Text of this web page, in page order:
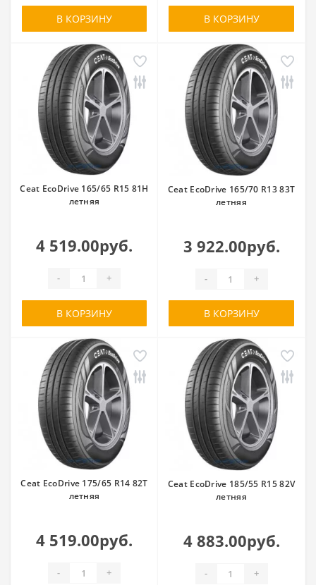
В КОРЗИНУ В КОРЗИНУ
Ceat EcoDrive 165/65 R15 81H
летняя
4 519.00руб.
- +
В КОРЗИНУ
Ceat EcoDrive 165/70 R13 83T
летняя
3 922.00руб.
- +
В КОРЗИНУ
Ceat EcoDrive 175/65 R14 82T
летняя
4 519.00руб.
- +
Ceat EcoDrive 185/55 R15 82V
летняя
4 883.00руб.
- +